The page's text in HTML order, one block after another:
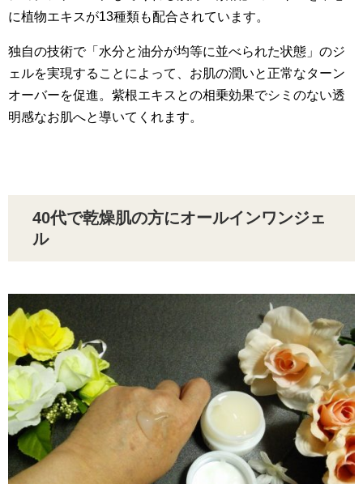
に植物エキスが13種類も配合されています。
独自の技術で「水分と油分が均等に並べられた状態」のジ
ェルを実現することによって、お肌の潤いと正常なターン
オーバーを促進。紫根エキスとの相乗効果でシミのない透
明感なお肌へと導いてくれます。
40代で乾燥肌の方にオールインワンジェ
ル